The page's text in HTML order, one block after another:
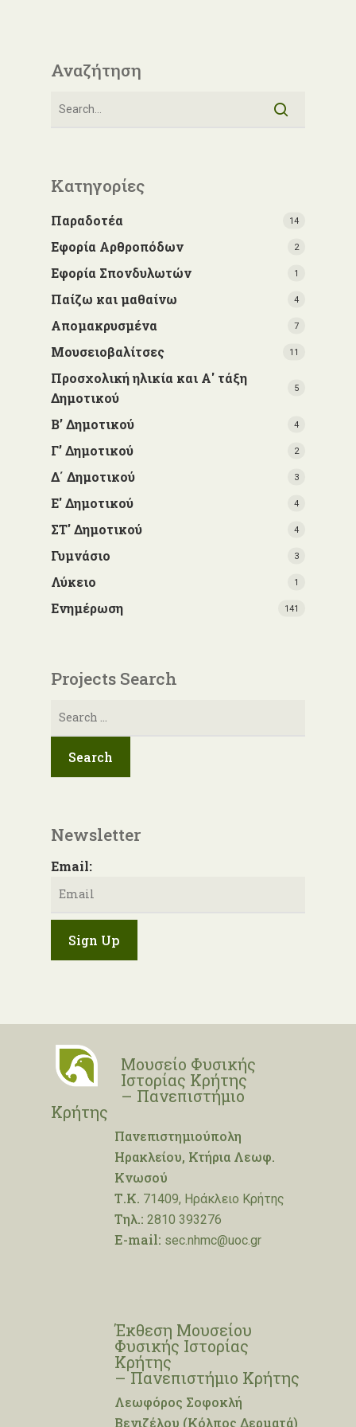
Αναζήτηση
Κατηγορίες
Παραδοτέα 14
Εφορία Αρθροπόδων 2
Εφορία Σπονδυλωτών 1
Παίζω και μαθαίνω 4
Απομακρυσμένα 7
Μουσειοβαλίτσες 11
Προσχολική ηλικία και Α' τάξη
Δημοτικού
5
Β’ Δημοτικού 4
Γ’ Δημοτικού 2
Δ΄ Δημοτικού 3
Ε' Δημοτικού 4
ΣΤ' Δημοτικού 4
Γυμνάσιο 3
Λύκειο 1
Ενημέρωση 141
Projects Search
Αναζήτηση
Newsletter
Email:
Μουσείο Φυσικής
Ιστορίας Κρήτης
– Πανεπιστήμιο
Κρήτης
Πανεπιστημιούπολη
Ηρακλείου, Κτήρια Λεωφ.
Κνωσού
Τ.Κ. 71409, Ηράκλειο Κρήτης
Τηλ.: 2810 393276
E-mail: sec.nhmc@uoc.gr
Έκθεση Μουσείου
Φυσικής Ιστορίας
Κρήτης
– Πανεπιστήμιο Κρήτης
Λεωφόρος Σοφοκλή
Βενιζέλου (Κόλπος Δερματά)